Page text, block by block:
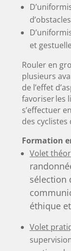
et
Rouler en
plusieurs
de l’effet
favoriser les
s’effectuer
des cyclistes
Formation
Volet
sélection
éthique
Volet